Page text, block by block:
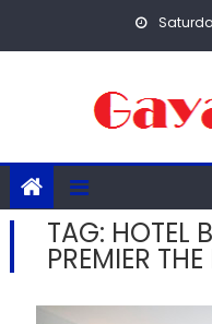
TAG: HOTEL
PREMIER